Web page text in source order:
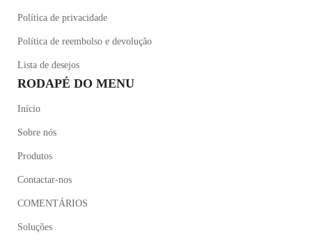
Política de privacidade
Política de reembolso e devolução
Lista de desejos
RODAPÉ DO MENU
Início
Sobre nós
Produtos
Contactar-nos
COMENTÁRIOS
Soluções